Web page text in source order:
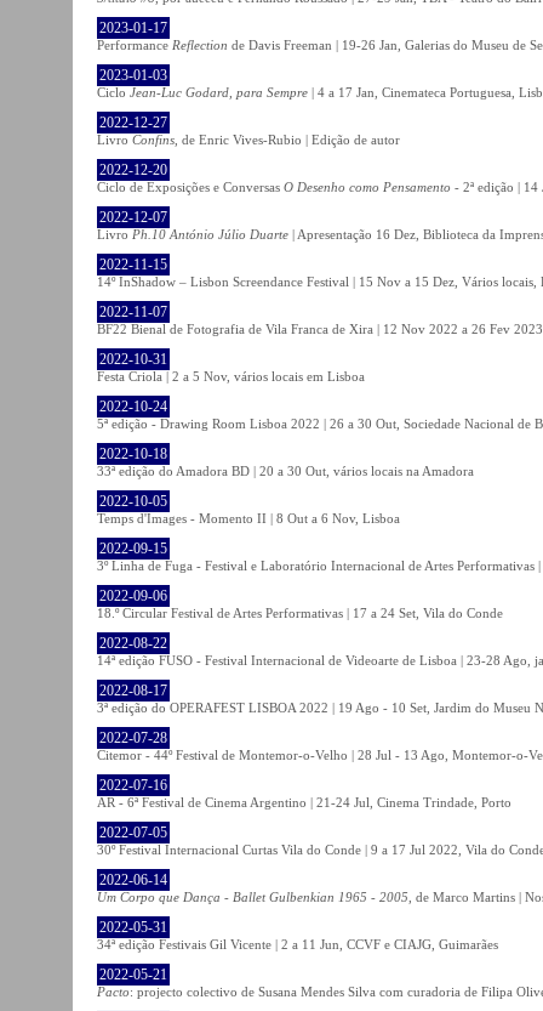
2023-01-17
Performance Reflection de Davis Freeman | 19-26 Jan, Galerias do Museu de
2023-01-03
Ciclo Jean-Luc Godard, para Sempre | 4 a 17 Jan, Cinemateca Portuguesa,
2022-12-27
Livro Confins , de Enric Vives-Rubio | Edição de autor
2022-12-20
Ciclo de Exposições e Conversas O Desenho como Pensamento - 2ª edição |
2022-12-07
Livro Ph.10 António Júlio Duarte | Apresentação 16 Dez, Biblioteca da
2022-11-15
14º InShadow – Lisbon Screendance Festival | 15 Nov a 15 Dez, Vários locais,
2022-11-07
BF22 Bienal de Fotografia de Vila Franca de Xira | 12 Nov 2022 a 26 Fev
2022-10-31
Festa Criola | 2 a 5 Nov, vários locais em Lisboa
2022-10-24
5ª edição - Drawing Room Lisboa 2022 | 26 a 30 Out, Sociedade Nacional de
2022-10-18
33ª edição do Amadora BD | 20 a 30 Out, vários locais na Amadora
2022-10-05
Temps d'Images - Momento II | 8 Out a 6 Nov, Lisboa
2022-09-15
3º Linha de Fuga - Festival e Laboratório Internacional de Artes Performativas
2022-09-06
18.º Circular Festival de Artes Performativas | 17 a 24 Set, Vila do Conde
2022-08-22
14ª edição FUSO - Festival Internacional de Videoarte de Lisboa | 23-28 Ago,
2022-08-17
3ª edição do OPERAFEST LISBOA 2022 | 19 Ago - 10 Set, Jardim do Museu
2022-07-28
Citemor - 44º Festival de Montemor-o-Velho | 28 Jul - 13 Ago, Montemor-o-
2022-07-16
AR - 6ª Festival de Cinema Argentino | 21-24 Jul, Cinema Trindade, Porto
2022-07-05
30º Festival Internacional Curtas Vila do Conde | 9 a 17 Jul 2022, Vila do
2022-06-14
Um Corpo que Dança - Ballet Gulbenkian 1965 - 2005 , de Marco Martins |
2022-05-31
34ª edição Festivais Gil Vicente | 2 a 11 Jun, CCVF e CIAJG, Guimarães
2022-05-21
Pacto: projecto colectivo de Susana Mendes Silva com curadoria de Filipa